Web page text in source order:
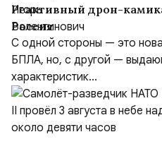
Реактивный дрон-
Россия
С одной стороны — это
БПЛА, но, с другой —
характеристик...